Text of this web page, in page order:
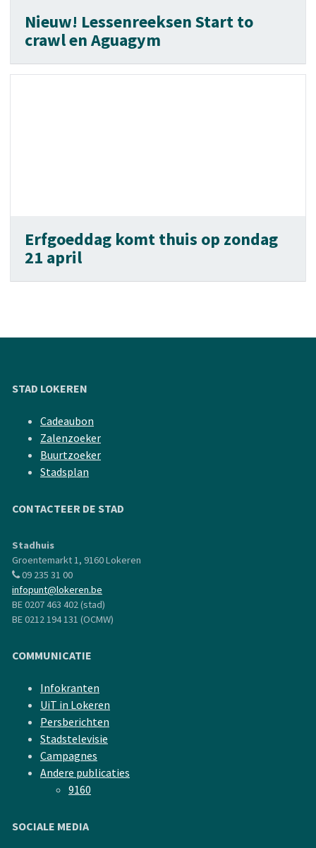
Nieuw! Lessenreeksen Start to
crawl en Aguagym
Erfgoeddag komt thuis op zondag
21 april
STAD LOKEREN
Cadeaubon
Zalenzoeker
Buurtzoeker
Stadsplan
CONTACTEER DE STAD
Stadhuis
Groentemarkt 1, 9160 Lokeren
09 235 31 00
infopunt@lokeren.be
BE 0207 463 402 (stad)
BE 0212 194 131 (OCMW)
COMMUNICATIE
Infokranten
UiT in Lokeren
Persberichten
Stadstelevisie
Campagnes
Andere publicaties
9160
SOCIALE MEDIA